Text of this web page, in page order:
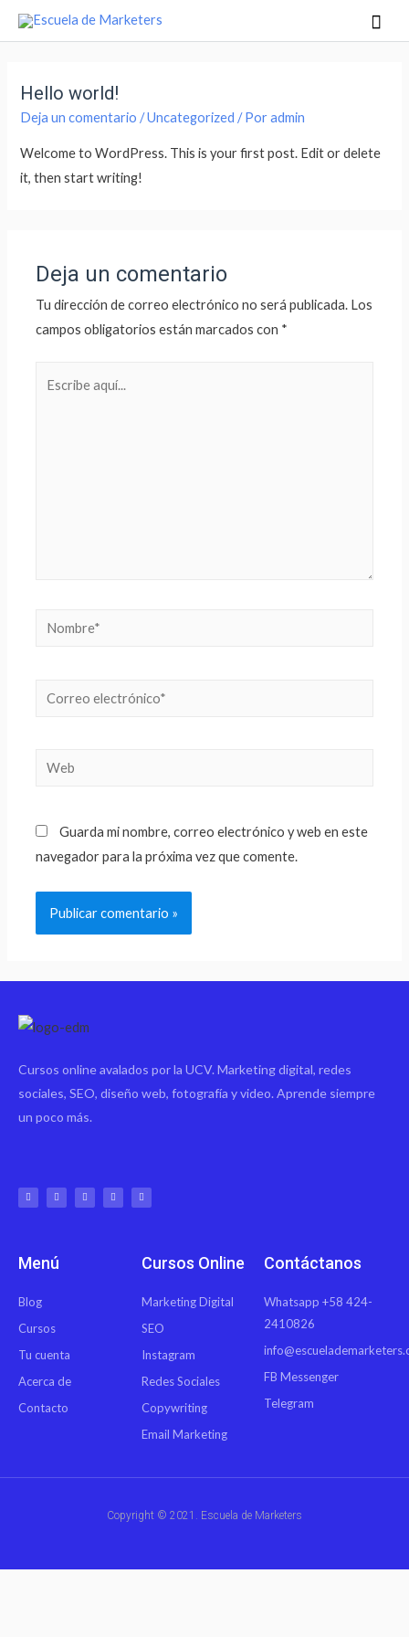
Hello world!
Deja un comentario /Uncategorized / Poradmin
Welcome to WordPress. This is your first post. Edit or delete
it, then start writing!
Deja un comentario
Tu dirección de correo electrónico no será publicada. Los
campos obligatorios están marcados con *
Guarda mi nombre, correo electrónico y web en este
navegador para la próxima vez que comente.
Cursos online avalados por la UCV. Marketing digital, redes
sociales, SEO, diseño web, fotografía y video. Aprende siempre
un poco más.
Menú
Blog
Cursos
Tu cuenta
Acerca de
Contacto
Cursos Online
Marketing Digital
SEO
Instagram
Redes Sociales
Copywriting
Email Marketing
Contáctanos
Whatsapp +58 424-
2410826
FB Messenger
Telegram
Copyright © 2021. Escuela de Marketers